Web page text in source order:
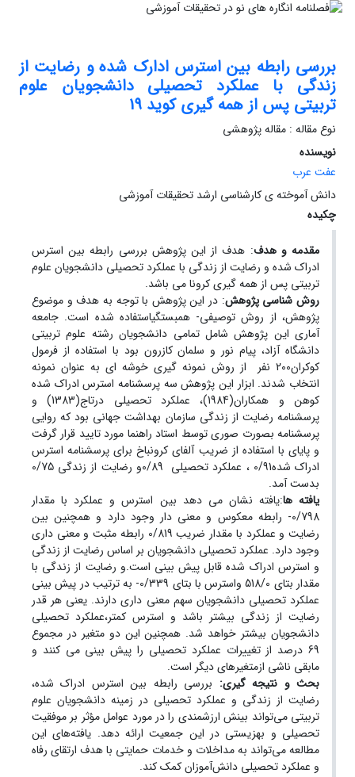
بررسی رابطه بین استرس ادارک شده و رضایت از
زندگی با عملکرد تحصیلی دانشجویان علوم
تربیتی پس از همه گیری کوید 19
نوع مقاله : مقاله پژوهشی
نویسنده
عفت عرب
دانش آموخته ی کارشناسی ارشد تحقیقات آموزشی
چکیده
مقدمه ­و هدف: هدف از این پژوهش بررسی رابطه بین استرس
ادراک شده و رضایت از زندگی با عملکرد تحصیلی دانشجویان علوم
تربیتی پس از همه گیری کرونا می باشد.
روش­ شناسی پژوهش: در این پژوهش با توجه به هدف و موضوع
پژوهش، از روش توصیفی- همبستگیاستفاده شده است. جامعه
آماری این پژوهش شامل تمامی دانشجویان رشته علوم تربیتی
دانشگاه آزاد، پیام نور و سلمان کازرون بود با استفاده از فرمول
کوکران200 نفر از روش نمونه گیری خوشه ای به عنوان نمونه
انتخاب شدند. ابزار این پژوهش سه پرسشنامه استرس ادراک شده
کوهن و همکاران(1984)، عملکرد تحصیلی درتاج(1383) و
پرسشنامه رضایت از زندگی سازمان بهداشت جهانی بود که روایی
پرسشنامه بصورت صوری توسط استاد راهنما مورد تایید قرار گرفت
و پایای با استفاده از ضریب آلفای کرونباخ برای پرسشنامه استرس
ادراک شده0/91 ، عملکرد تحصیلی 0/89و رضایت از زندگی 0/75
بدست آمد.
یافته ­ها:یافته نشان می دهد بین استرس و عملکرد با مقدار
0/798- رابطه معکوس و معنی دار وجود دارد و همچنین بین
رضایت و عملکرد با مقدار ضریب 0/819 رابطه مثبت و معنی داری
وجود دارد. عملکرد تحصیلی دانشجویان بر اساس رضایت از زندگی
و استرس ادراک شده قابل پیش بینی است.و رضایت از زندگی با
مقدار بتای 518/0 واسترس با بتای 0/339- به ترتیب در پیش بینی
عملکرد تحصیلی دانشجویان سهم معنی داری دارند. یعنی هر قدر
رضایت از زندگی بیشتر باشد و استرس کمتر،عملکرد تحصیلی
دانشجویان بیشتر خواهد شد. همچنین این دو متغیر در مجموع
69 درصد از تغییرات عملکرد تحصیلی را پیش بینی می کنند و
مابقی ناشی ازمتغیرهای دیگر است.
بحث ­و نتیجه ­گیری: بررسی رابطه بین استرس ادراک شده،
رضایت از زندگی و عملکرد تحصیلی در زمینه دانشجویان علوم
تربیتی می‌تواند بینش ارزشمندی را در مورد عوامل مؤثر بر موفقیت
تحصیلی و بهزیستی در این جمعیت ارائه دهد. یافته‌های این
مطالعه می‌تواند به مداخلات و خدمات حمایتی با هدف ارتقای رفاه
و عملکرد تحصیلی دانش‌آموزان کمک کند.